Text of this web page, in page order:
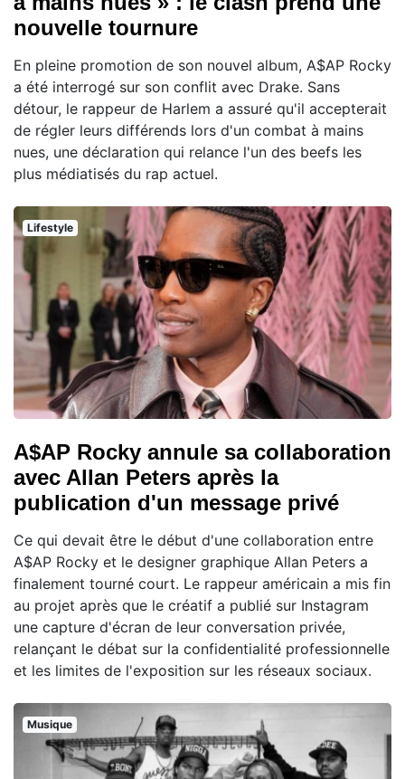
nouvelle tournure
En pleine promotion de son nouvel album, A$AP Rocky
a été interrogé sur son conflit avec Drake. Sans
détour, le rappeur de Harlem a assuré qu'il accepterait
de régler leurs différends lors d'un combat à mains
nues, une déclaration qui relance l'un des beefs les
plus médiatisés du rap actuel.
Lifestyle
A$AP Rocky annule sa collaboration
avec Allan Peters après la
publication d'un message privé
Ce qui devait être le début d'une collaboration entre
A$AP Rocky et le designer graphique Allan Peters a
finalement tourné court. Le rappeur américain a mis fin
au projet après que le créatif a publié sur Instagram
une capture d'écran de leur conversation privée,
relançant le débat sur la confidentialité professionnelle
et les limites de l'exposition sur les réseaux sociaux.
Musique